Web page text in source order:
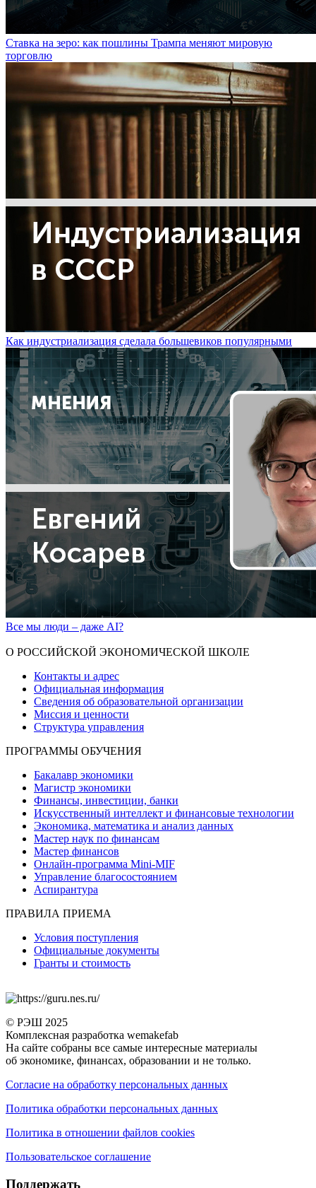
Ставка на зеро: как пошлины Трампа меняют мировую
торговлю
Как индустриализация сделала большевиков популярными
Все мы люди – даже AI?
О РОССИЙСКОЙ ЭКОНОМИЧЕСКОЙ ШКОЛЕ
Контакты и адрес
Официальная информация
Сведения об образовательной организации
Миссия и ценности
Структура управления
ПРОГРАММЫ ОБУЧЕНИЯ
Бакалавр экономики
Магистр экономики
Финансы, инвестиции, банки
Искусственный интеллект и финансовые технологии
Экономика, математика и анализ данных
Мастер наук по финансам
Мастер финансов
Онлайн-программа Mini-MIF
Управление благосостоянием
Аспирантура
ПРАВИЛА ПРИЕМА
Условия поступления
Официальные документы
Гранты и стоимость
© РЭШ 2025
Комплексная разработка wemakefab
На сайте собраны все самые интересные материалы
об экономике, финансах, образовании и не только.
Согласие на обработку персональных данных
Политика обработки персональных данных
Политика в отношении файлов cookies
Пользовательское соглашение
Поддержать